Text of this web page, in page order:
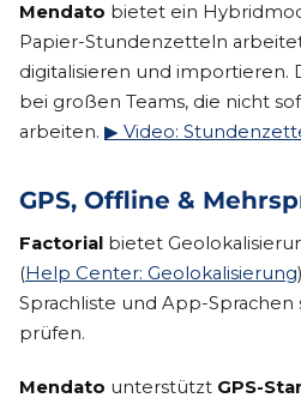
Mendato bietet ein
Papier-Stundenzetteln
digitalisieren und importieren.
bei großen Teams, die nicht
arbeiten. ▶ Video:
GPS, Offline &
Factorial
bietet
(Help Center: Geolokalisierung
Sprachliste und App-Sprachen
prüfen.
Mendato unterstützt GPS-